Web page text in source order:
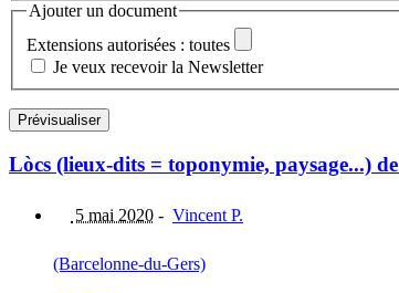
Ajouter un document
Extensions autorisées : toutes
Je veux recevoir la Newsletter
Lòcs (lieux-dits = toponymie, paysage...) de
5 mai 2020 - Vincent P.
(Barcelonne-du-Gers)